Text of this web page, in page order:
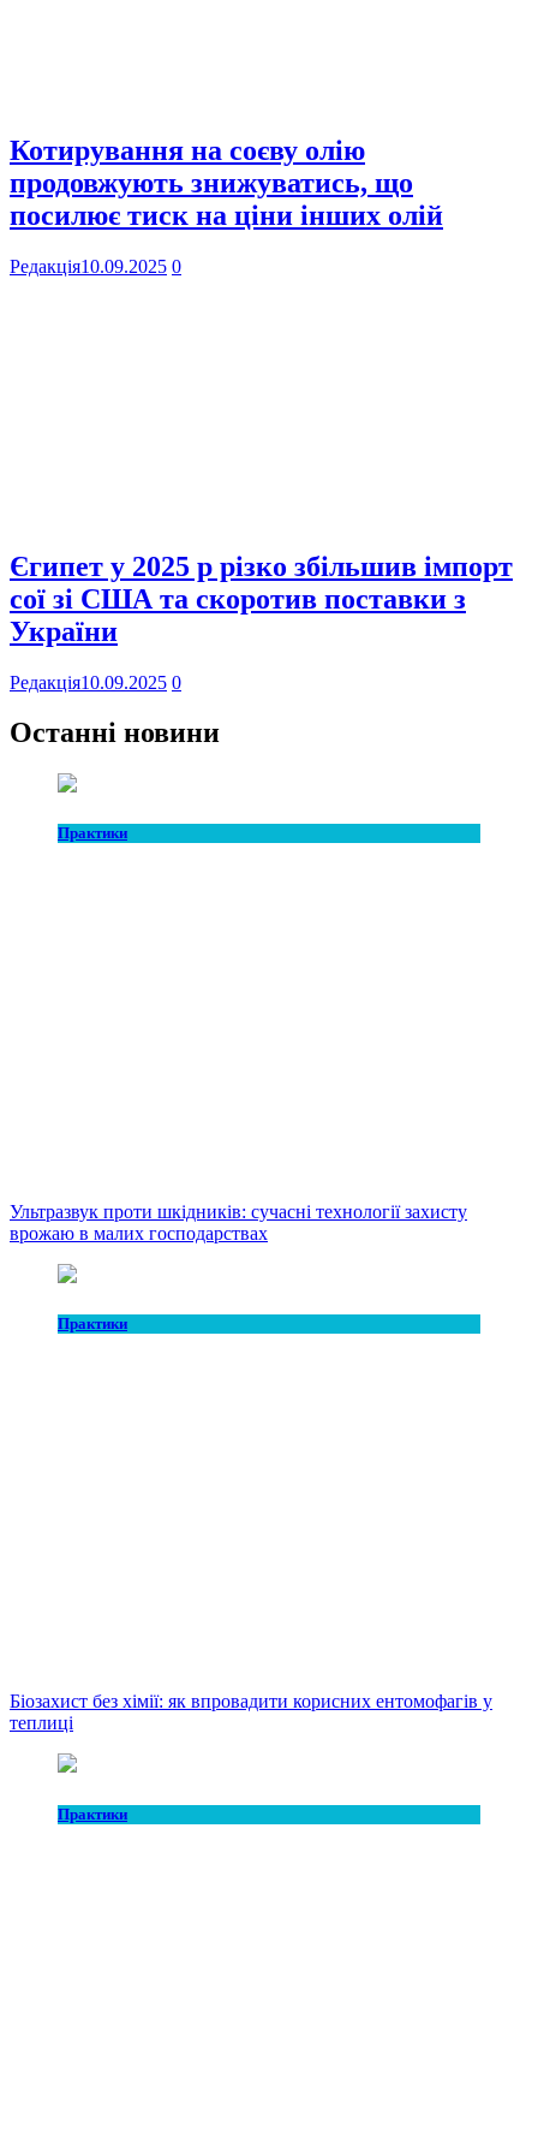
Котирування на соєву олію
продовжують знижуватись, що
посилює тиск на ціни інших олій
Редакція10.09.2025 0
Єгипет у 2025 р різко збільшив імпорт
сої зі США та скоротив поставки з
України
Редакція10.09.2025 0
Останні новини
Практики
Ультразвук проти шкідників: сучасні технології захисту
врожаю в малих господарствах
Практики
Біозахист без хімії: як впровадити корисних ентомофагів у
теплиці
Практики